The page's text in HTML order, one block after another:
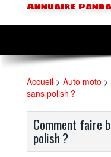
Annuaire Panda
Accueil > Auto moto >
sans polish ?
Comment faire
polish ?